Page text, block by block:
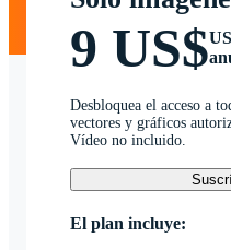
9 US$
Desbloquea el acceso a
vectores y gráficos
Vídeo no incluido.
El plan incluye: